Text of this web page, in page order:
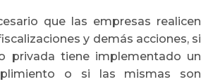
que las empresas realicen
y demás acciones, si
privada tiene implementado un
o si las mismas son